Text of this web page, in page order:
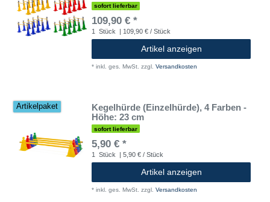
sofort lieferbar
109,90 € *
1 Stück | 109,90 € / Stück
Artikel anzeigen
* inkl. ges. MwSt. zzgl. Versandkosten
Artikelpaket
Kegelhürde (Einzelhürde), 4 Farben -
Höhe: 23 cm
sofort lieferbar
5,90 € *
1 Stück | 5,90 € / Stück
Artikel anzeigen
* inkl. ges. MwSt. zzgl. Versandkosten